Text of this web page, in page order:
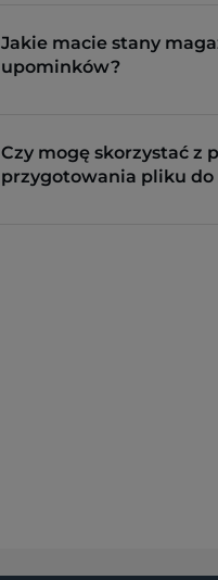
Jakie macie stany
upominków?
Czy mogę skorzystać z
przygotowania pliku do